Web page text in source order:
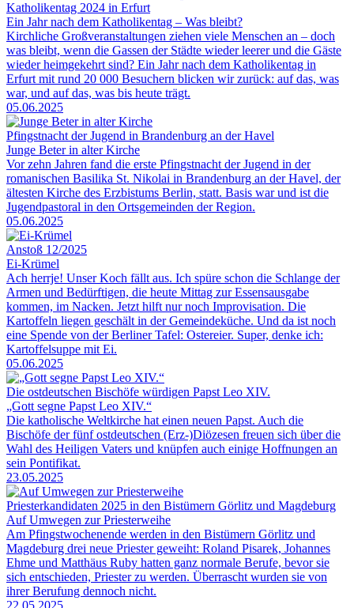
Katholikentag 2024 in Erfurt
Ein Jahr nach dem Katholikentag – Was bleibt?
Kirchliche Großveranstaltungen ziehen viele Menschen an – doch
was bleibt, wenn die Gassen der Städte wieder leerer und die Gäste
wieder heimgekehrt sind? Ein Jahr nach dem Katholikentag in
Erfurt mit rund 20 000 Besuchern blicken wir zurück: auf das, was
war, und auf das, was bis heute trägt.
05.06.2025
Pfingstnacht der Jugend in Brandenburg an der Havel
Junge Beter in alter Kirche
Vor zehn Jahren fand die erste Pfingstnacht der Jugend in der
romanischen Basilika St. Nikolai in Brandenburg an der Havel, der
ältesten Kirche des Erzbistums Berlin, statt. Basis war und ist die
Jugendpastoral in den Ortsgemeinden der Region.
05.06.2025
Anstoß 12/2025
Ei-Krümel
Ach herrje! Unser Koch fällt aus. Ich spüre schon die Schlange der
Armen und Bedürftigen, die heute Mittag zur Essensausgabe
kommen, im Nacken. Jetzt hilft nur noch Improvisation. Die
Kartoffeln liegen geschält in der Gemeindeküche. Und da ist noch
eine Spende von der Berliner Tafel: Ostereier. Super, denke ich:
Kartoffelsuppe mit Ei.
05.06.2025
Die ostdeutschen Bischöfe würdigen Papst Leo XIV.
„Gott segne Papst Leo XIV.“
Die katholische Weltkirche hat einen neuen Papst. Auch die
Bischöfe der fünf ostdeutschen (Erz-)Diözesen freuen sich über die
Wahl des Heiligen Vaters und knüpfen auch einige Hoffnungen an
sein Pontifikat.
23.05.2025
Priesterkandidaten 2025 in den Bistümern Görlitz und Magdeburg
Auf Umwegen zur Priesterweihe
Am Pfingstwochenende werden in den Bistümern Görlitz und
Magdeburg drei neue Priester geweiht: Roland Pisarek, Johannes
Ehme und Matthäus Ruby hatten ganz normale Berufe, bevor sie
sich entschieden, Priester zu werden. Überrascht wurden sie von
ihrer Berufung dennoch nicht.